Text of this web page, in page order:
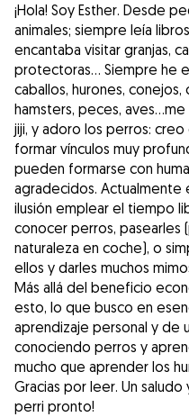
¡Hola! Soy Esther. Desde
animales; siempre leía
encantaba visitar granjas,
protectoras… Siempre he
caballos, hurones,
hamsters, peces,
jiji, y adoro los perros:
formar vínculos muy
pueden formarse con
agradecidos. Actualmente
ilusión emplear el tiempo
conocer perros, pasearles
naturaleza en coche), o
ellos y darles muchos
Más allá del beneficio
esto, lo que busco en
aprendizaje personal y de
conociendo perros y
mucho que aprender los
Gracias por leer. Un
perri pronto!